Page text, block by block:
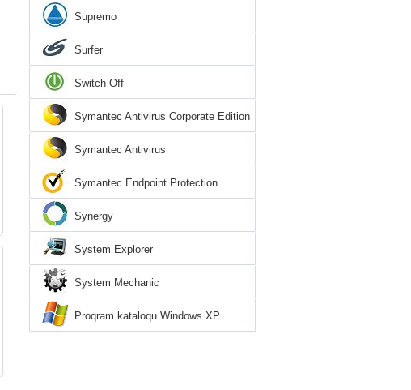
Supremo
Surfer
Switch Off
Symantec Antivirus Corporate Edition
Symantec Antivirus
Symantec Endpoint Protection
Synergy
System Explorer
System Mechanic
Proqram kataloqu Windows XP